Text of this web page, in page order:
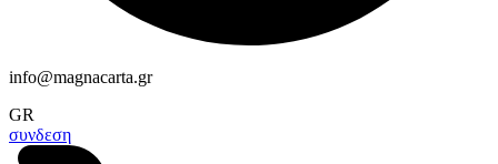
info@magnacarta.gr
GR
συνδεση